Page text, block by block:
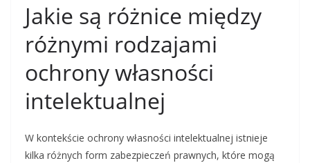
Jakie są różnice między
różnymi rodzajami
ochrony własności
intelektualnej
W kontekście ochrony własności intelektualnej istnieje
kilka różnych form zabezpieczeń prawnych, które mogą